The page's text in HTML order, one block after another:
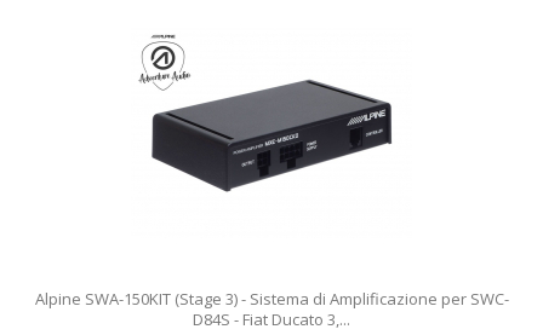
Alpine SWA-150KIT (Stage 3) - Sistema di Amplificazione per SWC-
D84S - Fiat Ducato 3,...